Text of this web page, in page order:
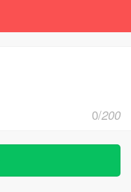
0/200